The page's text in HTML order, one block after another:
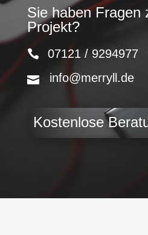
Sie haben Fragen
Projekt?
07121 / 9294977
info@merryll.de
Kostenlose